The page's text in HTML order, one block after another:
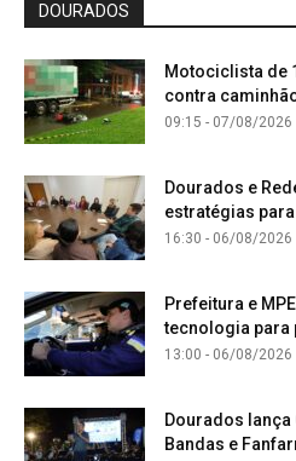
DOURADOS
Motociclista de
contra
09:15 - 07/08/2026
Dourados e
estratégias
16:30 - 06/08/2026
Prefeitura e
tecnologia para
13:00 - 06/08/2026
Dourados lança
Bandas e